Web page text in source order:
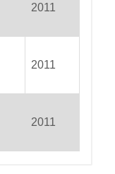
2011
2011
2011